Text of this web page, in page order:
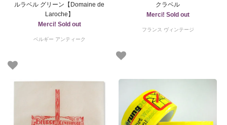
ルラベル グリーン【Domaine de
Laroche】
Merci! Sold out
ベルギー アンティーク
クラベル
Merci! Sold out
フランス ヴィンテージ